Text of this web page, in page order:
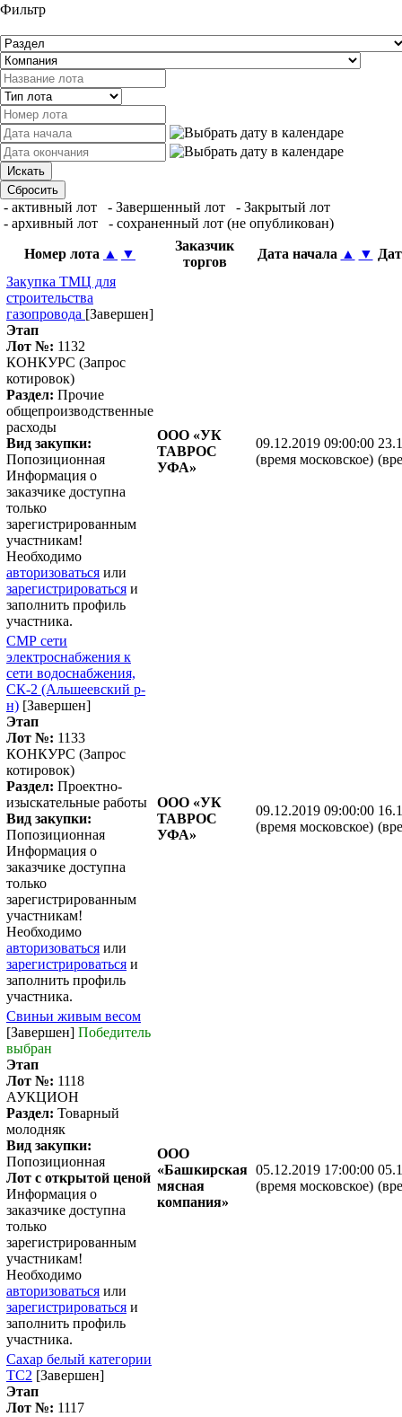
Фильтр
- активный лот - Завершенный лот
- Закрытый лот
- архивный лот
- сохраненный лот (не опубликован)
Номер лота ▲ ▼
Заказчик
торгов
Дата начала ▲ ▼
Закупка ТМЦ для
строительства
газопровода [Завершен]
Этап
Лот №: 1132
КОНКУРС (Запрос
котировок)
Раздел: Прочие
общепроизводственные
расходы
Вид закупки:
Попозиционная
Информация о
заказчике доступна
только
зарегистрированным
участникам!
Необходимо
авторизоваться или
зарегистрироваться и
заполнить профиль
участника.
ООО «УК
ТАВРОС
УФА»
09.12.2019 09:00:00
(время московское)
СМР сети
электроснабжения к
сети водоснабжения,
СК-2 (Альшеевский р-
н) [Завершен]
Этап
Лот №: 1133
КОНКУРС (Запрос
котировок)
Раздел: Проектно-
изыскательные работы
Вид закупки:
Попозиционная
Информация о
заказчике доступна
только
зарегистрированным
участникам!
Необходимо
авторизоваться или
зарегистрироваться и
заполнить профиль
участника.
ООО «УК
ТАВРОС
УФА»
09.12.2019 09:00:00
(время московское)
Свиньи живым весом
[Завершен] Победитель
выбран
Этап
Лот №: 1118
АУКЦИОН
Раздел: Товарный
молодняк
Вид закупки:
Попозиционная
Лот с открытой ценой
Информация о
заказчике доступна
только
зарегистрированным
участникам!
Необходимо
авторизоваться или
зарегистрироваться и
заполнить профиль
участника.
ООО
«Башкирская
мясная
компания»
05.12.2019 17:00:00
(время московское)
Сахар белый категории
ТС2 [Завершен]
Этап
Лот №: 1117